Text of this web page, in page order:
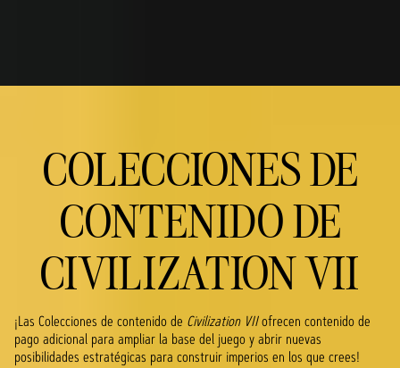
COLECCIONES DE
CONTENIDO DE
CIVILIZATION VII
¡Las Colecciones de contenido de Civilization VIIofrecen contenido de
pago adicional para ampliar la base del juego y abrir nuevas
posibilidades estratégicas para construir imperios en los que crees!